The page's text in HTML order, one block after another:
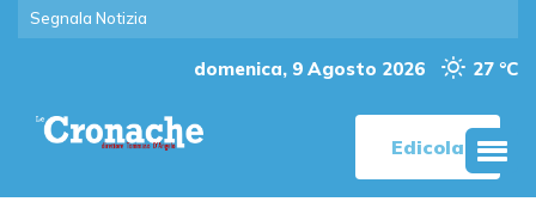
Segnala Notizia
domenica, 9 Agosto 2026 27 °C
Edicola